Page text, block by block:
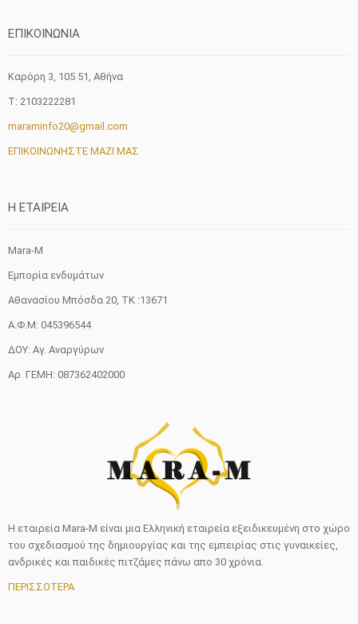
ΕΠΙΚΟΙΝΩΝΙΑ
Καρόρη 3, 105 51, Aθήνα
T: 2103222281
maraminfo20@gmail.com
ΕΠΙΚΟΙΝΩΝΗΣΤΕ ΜΑΖΙ ΜΑΣ
H ETAIΡΕΙΑ
Mara-M
Εμπορία ενδυμάτων
Αθανασίου Μπόσδα 20, ΤΚ :13671
Α.Φ.Μ: 045396544
ΔΟΥ: Αγ. Αναργύρων
Αρ. ΓΕΜΗ: 087362402000
Η εταιρεία Mara-M είναι μια Ελληνική εταιρεία εξειδικευμένη στο χώρο
του σχεδιασμού της δημιουργίας και της εμπειρίας στις γυναικείες,
ανδρικές και παιδικές πιτζάμες πάνω απο 30 χρόνια.
ΠΕΡΙΣΣΟΤΕΡΑ